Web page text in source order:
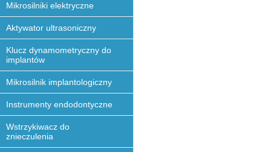
Mikrosilniki elektryczne
Aktywator ultrasoniczny
Klucz dynamometryczny do
implantów
Mikrosilnik implantologiczny
Instrumenty endodontyczne
Wstrzykiwacz do
znieczulenia